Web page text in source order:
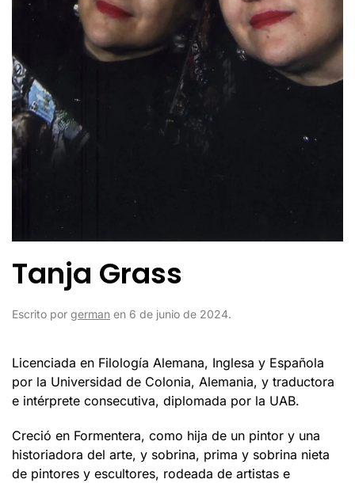
Tanja Grass
Escrito por german en 6 de junio de 2024.
Licenciada en Filología Alemana, Inglesa y Española
por la Universidad de Colonia, Alemania, y traductora
e intérprete consecutiva, diplomada por la UAB.
Creció en Formentera, como hija de un pintor y una
historiadora del arte, y sobrina, prima y sobrina nieta
de pintores y escultores, rodeada de artistas e